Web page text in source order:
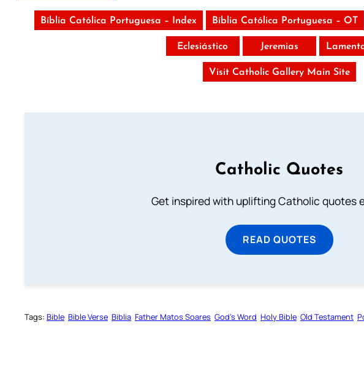
Bíblia Católica Portuguesa – Index Bíblia Católica Portuguesa – OT
Eclesiástico Jeremias
Visit Catholic Gallery Main Site
Catholic Quotes
Get inspired with uplifting Catholic quotes
READ QUOTES
Tags: Bible Bible Verse Biblia Father Matos Soares God’s Word Holy Bible Old Testament